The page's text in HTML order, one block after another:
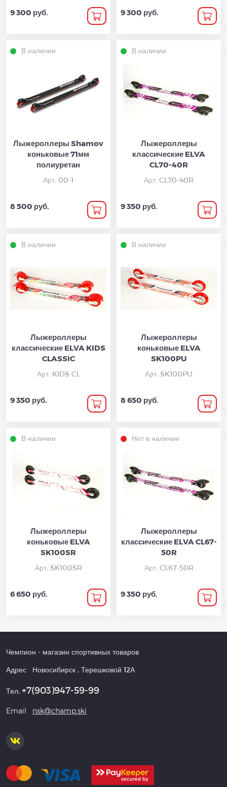
9 300 руб. 9 300 руб.
В наличии
Лыжероллеры Shamov
коньковые 71мм
полиуретан
Арт. 00-1
8 500 руб.
В наличии
Лыжероллеры
классические ELVA
CL70-40R
Арт. CL70-40R
9 350 руб.
В наличии
Лыжероллеры
классические ELVA KIDS
CLASSIC
Арт. KIDS CL
9 350 руб.
В наличии
Лыжероллеры
коньковые ELVA
SK100PU
Арт. SK100PU
8 650 руб.
В наличии
Лыжероллеры
коньковые ELVA
SK100SR
Арт. SK100SR
6 650 руб.
Нет в наличии
Лыжероллеры
классические ELVA CL67-
50R
Арт. CL67-50R
9 350 руб.
Чемпион - магазин спортивных товаров
Адрес Новосибирск , Терешковой 12А
Тел. +7(903)947-59-99
Email nsk@champ.ski